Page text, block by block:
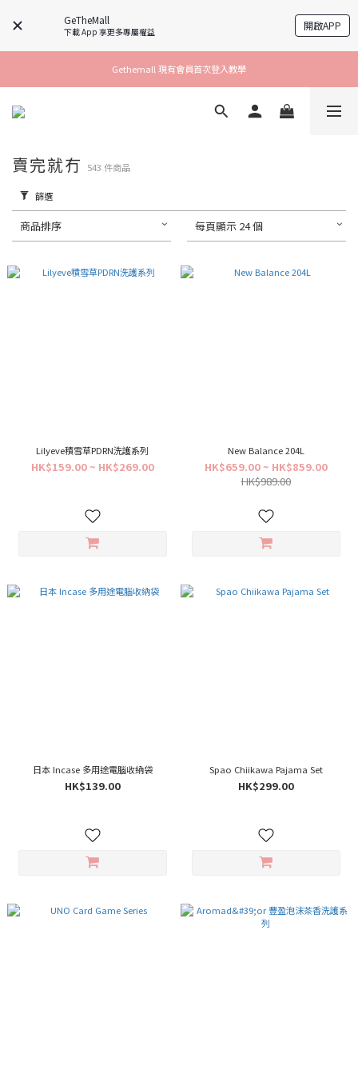
GeTheMall
下載 App 享更多專屬權益 開啟APP
Gethemall 現有會員首次登入教學
賣完就冇 543 件商品
篩選
商品排序 每頁顯示 24 個
Lilyeve積雪草PDRN洗護系列
HK$159.00 ~ HK$269.00
New Balance 204L
HK$659.00 ~ HK$859.00
HK$989.00
日本 Incase 多用途電腦收納袋
HK$139.00
Spao Chiikawa Pajama Set
HK$299.00